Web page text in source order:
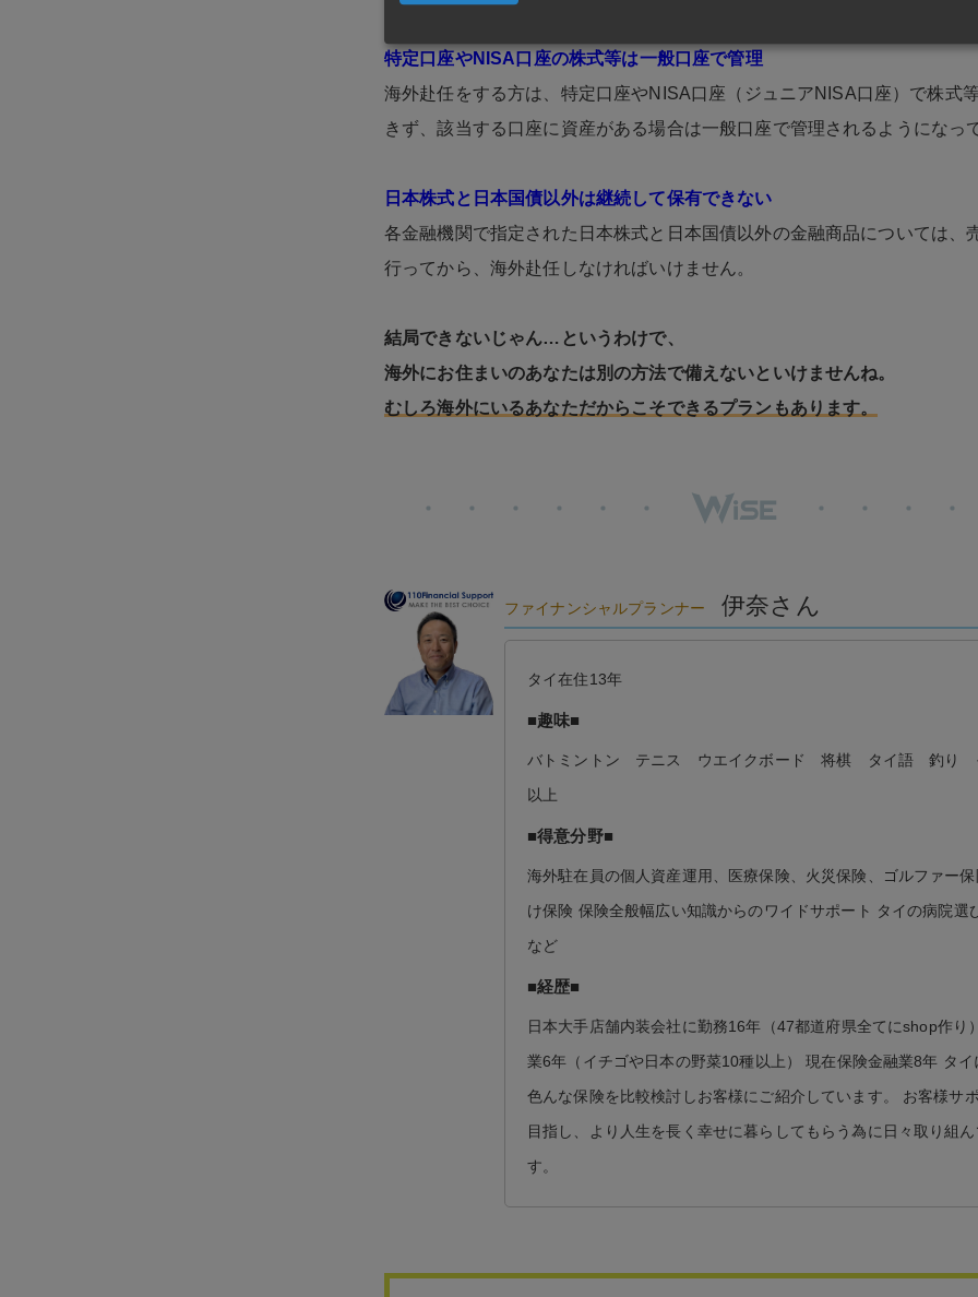
特定口座やNISA口座の株式等は一般口座で管理
海外赴任をする方は、特定口座やNISA口座（ジュニアNISA口座）で株式
きず、該当する口座に資産がある場合は一般口座で管理されるようになっ
日本株式と日本国債以外は継続して保有できない
各金融機関で指定された日本株式と日本国債以外の金融商品については、
行ってから、海外赴任しなければいけません。
結局できないじゃん…というわけで、
海外にお住まいのあなたは別の方法で備えないといけませんね。
むしろ海外にいるあなただからこそできるプランもあります。
ファイナンシャルプランナー 伊奈さん
タイ在住13年
■趣味■
バトミントン テニス ウエイクボード 将棋 タイ語 釣り
以上
■得意分野■
海外駐在員の個人資産運用、医療保険、火災保険、ゴルファー
け保険 保険全般幅広い知識からのワイドサポート タイの病院選
など
■経歴■
日本大手店舗内装会社に勤務16年（47都道府県全てにshop作り
業6年（イチゴや日本の野菜10種以上） 現在保険金融業8年 タイ
色んな保険を比較検討しお客様にご紹介しています。 お客様サ
目指し、より人生を長く幸せに暮らしてもらう為に日々取り組
す。